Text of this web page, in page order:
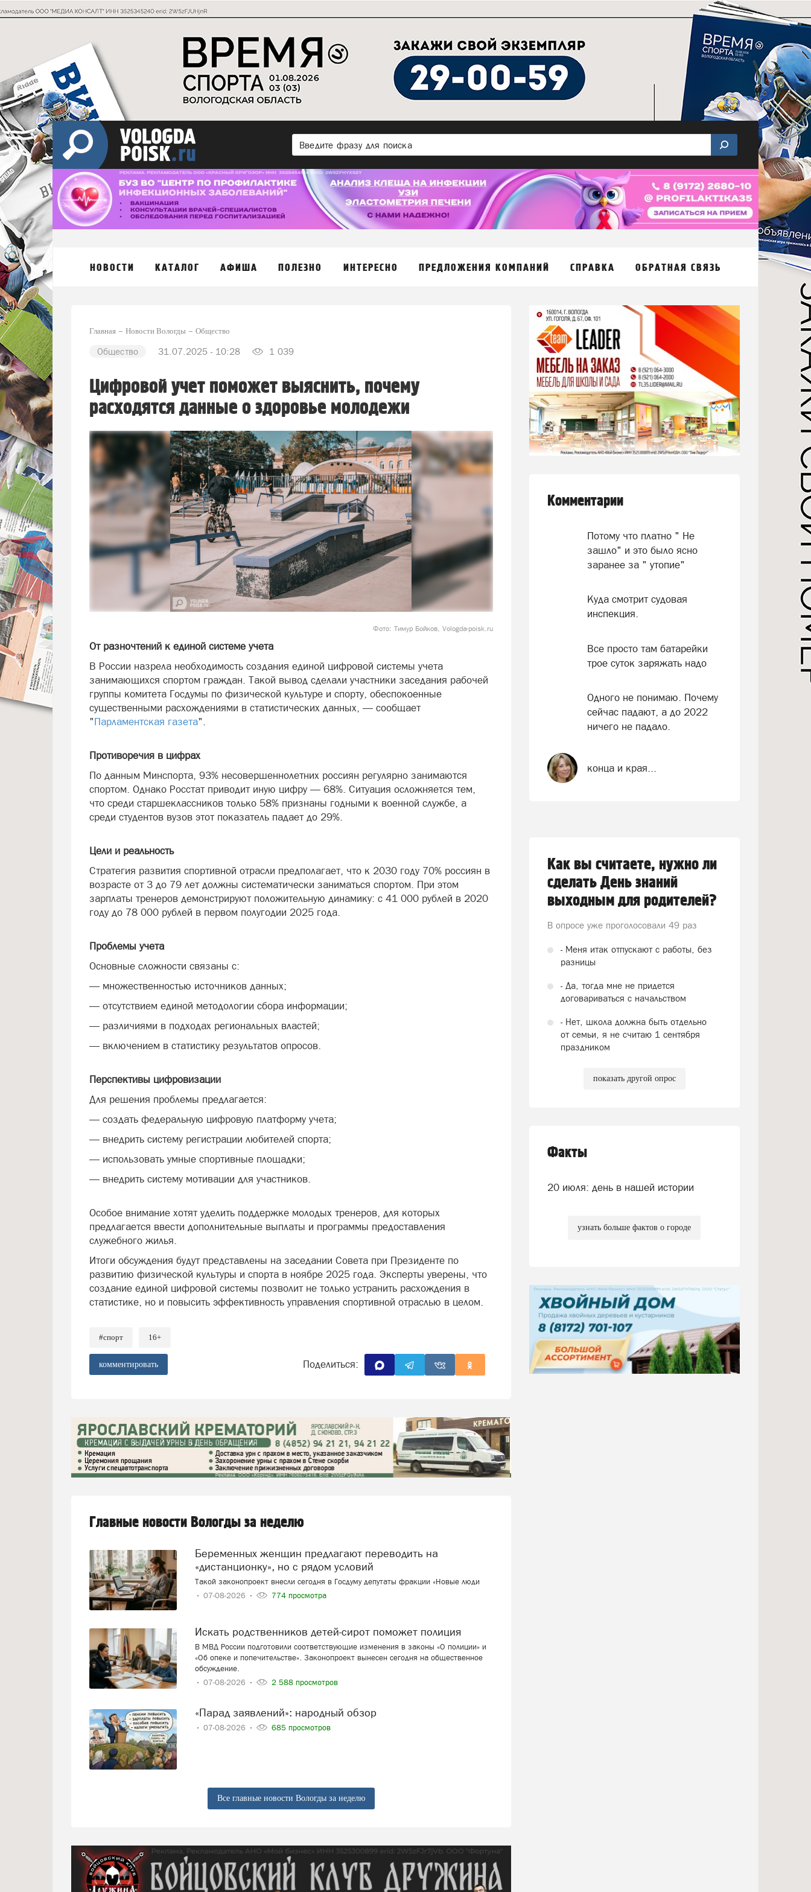
НОВОСТИ КАТАЛОГ АФИША ПОЛЕЗНО ИНТЕРЕСНО ПРЕДЛОЖЕНИЯ КОМПАНИЙ СПРАВКА ОБРАТНАЯ СВЯЗЬ
Главная Новости Вологды Общество
Общество 31.07.2025 - 10:28 1 039
Цифровой учет поможет выяснить, почему
расходятся данные о здоровье молодежи
Фото: Тимур Бойков, Vologda-poisk.ru
От разночтений к единой системе учета
В России назрела необходимость создания единой цифровой системы учета
занимающихся спортом граждан. Такой вывод сделали участники заседания рабочей
группы комитета Госдумы по физической культуре и спорту, обеспокоенные
существенными расхождениями в статистических данных, — сообщает
"Парламентская газета".
Противоречия в цифрах
По данным Минспорта, 93% несовершеннолетних россиян регулярно занимаются
спортом. Однако Росстат приводит иную цифру — 68%. Ситуация осложняется тем,
что среди старшеклассников только 58% признаны годными к военной службе, а
среди студентов вузов этот показатель падает до 29%.
Цели и реальность
Стратегия развития спортивной отрасли предполагает, что к 2030 году 70% россиян в
возрасте от 3 до 79 лет должны систематически заниматься спортом. При этом
зарплаты тренеров демонстрируют положительную динамику: с 41 000 рублей в 2020
году до 78 000 рублей в первом полугодии 2025 года.
Проблемы учета
Основные сложности связаны с:
— множественностью источников данных;
— отсутствием единой методологии сбора информации;
— различиями в подходах региональных властей;
— включением в статистику результатов опросов.
Перспективы цифровизации
Для решения проблемы предлагается:
— создать федеральную цифровую платформу учета;
— внедрить систему регистрации любителей спорта;
— использовать умные спортивные площадки;
— внедрить систему мотивации для участников.
Особое внимание хотят уделить поддержке молодых тренеров, для которых
предлагается ввести дополнительные выплаты и программы предоставления
служебного жилья.
Итоги обсуждения будут представлены на заседании Совета при Президенте по
развитию физической культуры и спорта в ноябре 2025 года. Эксперты уверены, что
создание единой цифровой системы позволит не только устранить расхождения в
статистике, но и повысить эффективность управления спортивной отраслью в целом.
#спорт 16+
комментировать Поделиться:
Главные новости Вологды за неделю
Беременных женщин предлагают переводить на
«дистанционку», но с рядом условий
Такой законопроект внесли сегодня в Госдуму депутаты фракции «Новые люди
07-08-2026
774 просмотра
Искать родственников детей-сирот поможет полиция
В МВД России подготовили соответствующие изменения в законы «О полиции» и
«Об опеке и попечительстве». Законопроект вынесен сегодня на общественное
обсуждение.
07-08-2026
2 588 просмотров
«Парад заявлений»: народный обзор
07-08-2026 685 просмотров
Все главные новости Вологды за неделю
Комментарии
Потому что платно " Не
зашло" и это было ясно
заранее за " утопие"
Куда смотрит судовая
инспекция.
Все просто там батарейки
трое суток заряжать надо
Одного не понимаю. Почему
сейчас падают, а до 2022
ничего не падало.
конца и края...
Как вы считаете, нужно ли
сделать День знаний
выходным для родителей?
В опросе уже проголосовали 49 раз
- Меня итак отпускают с работы, без
разницы
- Да, тогда мне не придется
договариваться с начальством
- Нет, школа должна быть отдельно
от семьи, я не считаю 1 сентября
праздником
показать другой опрос
Факты
20 июля: день в нашей истории
узнать больше фактов о городе